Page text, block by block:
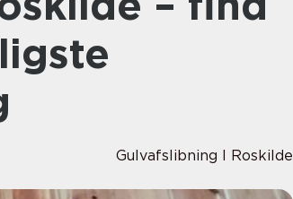
Gulvafslibning I Roskilde